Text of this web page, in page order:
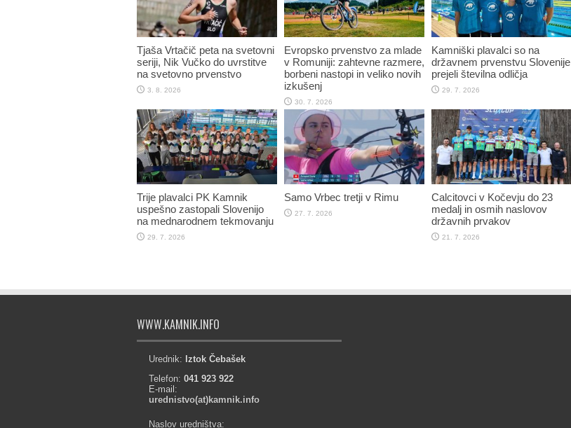
Tjaša Vrtačič peta na svetovni
seriji, Nik Vučko do uvrstitve
na svetovno prvenstvo
3. 8. 2026
Evropsko prvenstvo za mlade
v Romuniji: zahtevne razmere,
borbeni nastopi in veliko novih
izkušenj
30. 7. 2026
Kamniški plavalci so na
državnem prvenstvu Slovenije
prejeli številna odličja
29. 7. 2026
Trije plavalci PK Kamnik
uspešno zastopali Slovenijo
na mednarodnem tekmovanju
29. 7. 2026
Samo Vrbec tretji v Rimu
27. 7. 2026
Calcitovci v Kočevju do 23
medalj in osmih naslovov
državnih prvakov
21. 7. 2026
WWW.KAMNIK.INFO
Urednik: Iztok Čebašek
Telefon: 041 923 922
E-mail:
urednistvo(at)kamnik.info
Naslov uredništva: